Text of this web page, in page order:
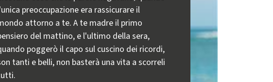
preoccupazione era rassicurare il
attorno a te. A te madre il primo
del mattino, e l'ultimo della sera,
poggerò il capo sul cuscino dei ricordi,
tanti e belli, non basterà una vita a scorreli